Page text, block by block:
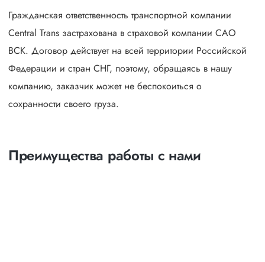
Гражданская ответственность транспортной компании
Central Trans застрахована в страховой компании САО
ВСК. Договор действует на всей территории Российской
Федерации и стран СНГ, поэтому, обращаясь в нашу
компанию, заказчик может не беспокоиться о
сохранности своего груза.
Преимущества работы с нами